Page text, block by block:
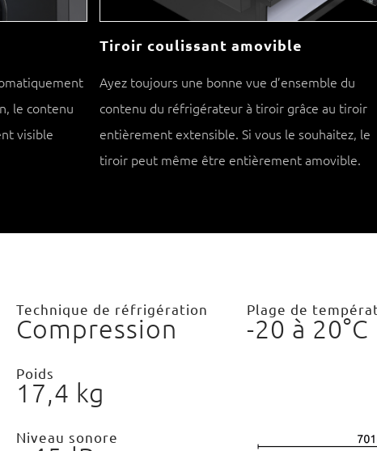
le contenu
visible
Tiroir coulissant amovible
Ayez toujours une bonne vue d’ensemble du
contenu du réfrigérateur à tiroir grâce au tiroir
entièrement extensible. Si vous le souhaitez, le
tiroir peut même être entièrement amovible.
Technique de réfrigération
Compression
Poids
17,4 kg
Niveau sonore
Plage de
-20 à 20°C